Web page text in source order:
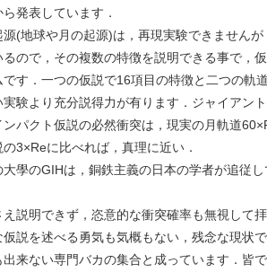
発表しています．
(地球や月の起源)は，再現実験できません
るので，その複数の特徴を説明できる事で，
です．一つの仮説で16項目の特徴と二つの軌
験より充分説得力が有ります．ジャイアン
ンパクト仮説の必然衝突は，現実の月軌道
3×Reに比べれば，真理に近い．
學のGIHは，銅鉄主義の日本の学者が追従
説明できず，恣意的な衝突確率も無視して
説を述べる勇気も気概もない，残念な現状
来ない専門バカの集合と成っています．皆